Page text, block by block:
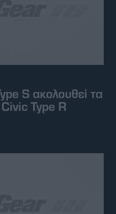
S ακολουθεί τα
Type R